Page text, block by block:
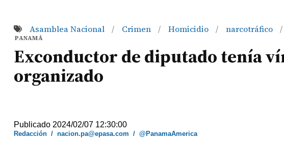
Asamblea Nacional / Crimen / Homicidio / narcotráfico /
PANAMÁ
Exconductor de diputado tenía
organizado
Publicado 2024/02/07 12:30:00
Redacción /nacion.pa@epasa.com /@PanamaAmerica